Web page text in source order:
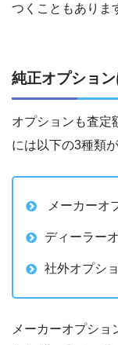
つくこともありま
純正オプショ
オプションも査定
には以下の3種類
メーカーオ
ディーラー
社外オプシ
メーカーオプシ